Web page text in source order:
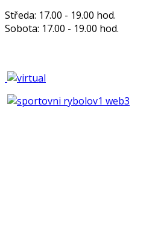
Středa: 17.00 - 19.00 hod.
Sobota: 17.00 - 19.00 hod.